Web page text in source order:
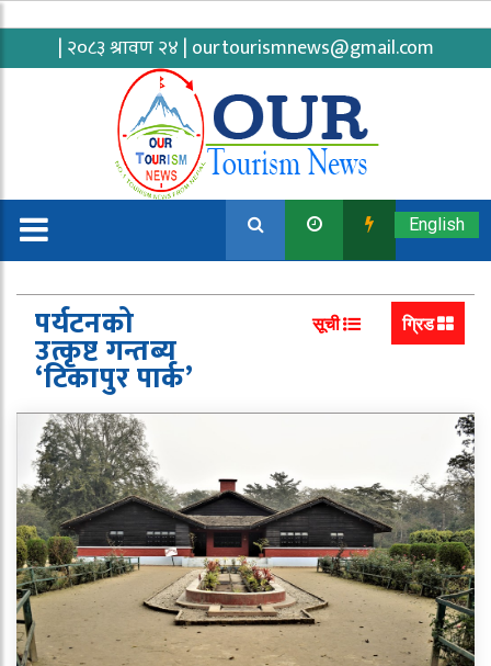
| २०८३ श्रावण २४ | ourtourismnews@gmail.com
English
पर्यटनको
उत्कृष्ट गन्तब्य
‘टिकापुर पार्क’
सूची ग्रिड